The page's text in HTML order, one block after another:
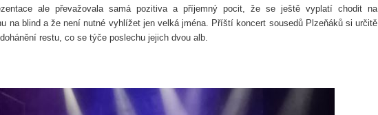
ale převažovala samá pozitiva a příjemný pocit, že se ještě vyplatí chodit na
na blind a že není nutné vyhlížet jen velká jména. Příští koncert sousedů Plzeňáků si určitě
restu, co se týče poslechu jejich dvou alb.